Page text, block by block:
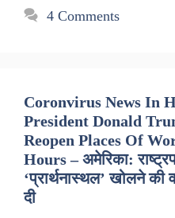
4 Comments
Coronvirus News In
President Donald
Reopen Places Of
Hours – अमेरिका:
‘प्रार्थनास्थल’ खोलने की
दी